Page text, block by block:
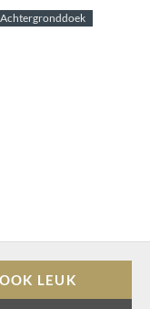
Achtergronddoek
LEUK